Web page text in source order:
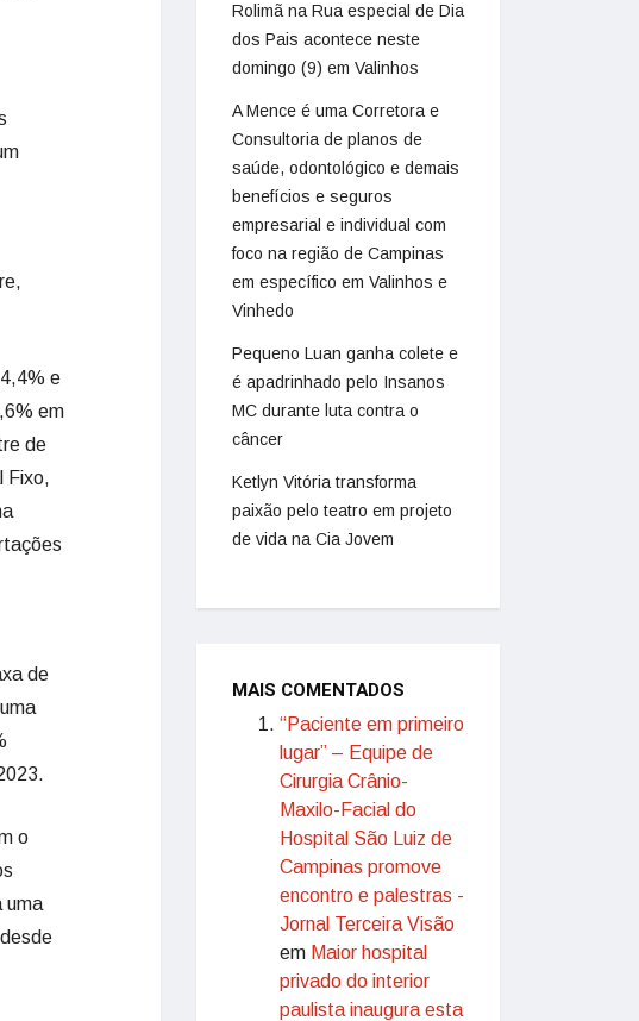
e
em
de
Fixo,
de
o
uma
Rolimã na Rua especial de Dia
dos Pais acontece neste
domingo (9) em Valinhos
A Mence é uma Corretora e
Consultoria de planos de
saúde, odontológico e demais
benefícios e seguros
empresarial e individual com
foco na região de Campinas
em específico em Valinhos e
Vinhedo
Pequeno Luan ganha colete e
é apadrinhado pelo Insanos
MC durante luta contra o
câncer
Ketlyn Vitória transforma
paixão pelo teatro em projeto
de vida na Cia Jovem
MAIS COMENTADOS
“Paciente em primeiro
lugar” – Equipe de
Cirurgia Crânio-
Maxilo-Facial do
Hospital São Luiz de
Campinas promove
encontro e palestras -
Jornal Terceira Visão
em Maior hospital
privado do interior
paulista inaugura esta